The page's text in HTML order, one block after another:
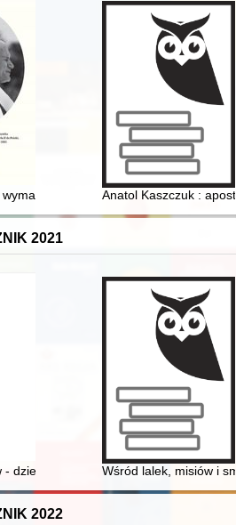
w Barwałdzie Średnim
: II pielgrzymka Jana Pawła
Anatol Kaszczuk :
2021
i niemieckich
at Kozelsk
- dzieje w typologii : postrzeganie
Wśród lalek, misiów i
2022